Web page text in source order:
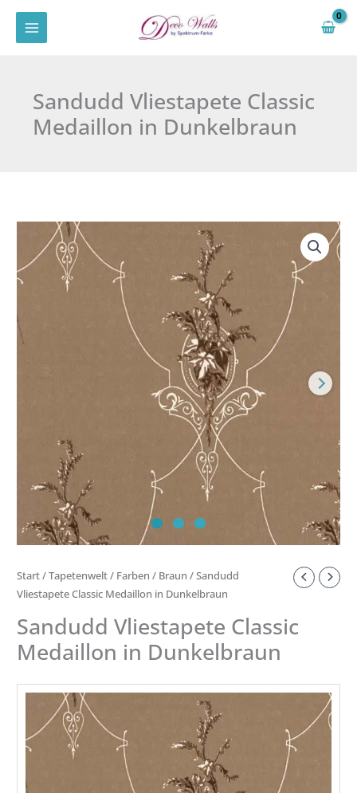
Zum
Inhalt
Sandudd Vliestapete Classic
Medaillon in Dunkelbraun
Start/Tapetenwelt/ Farben / Braun / Sandudd
Vliestapete Classic Medaillon in Dunkelbraun
Sandudd Vliestapete Classic
Medaillon in Dunkelbraun
TAPETENROLLE
Sandudd
Vliestapete
Classic
Medaillon